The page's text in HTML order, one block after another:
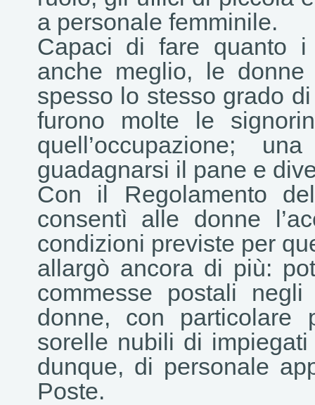
a personale femminile.
Capaci di fare quanto i
anche meglio, le donne
spesso lo stesso grado
furono molte le
quell’occupazione;
guadagnarsi il pane e
Con il Regolamento
consentì alle donne
condizioni previste per
allargò ancora di più:
commesse postali
donne, con particolare
sorelle nubili di
dunque, di personale
Poste.